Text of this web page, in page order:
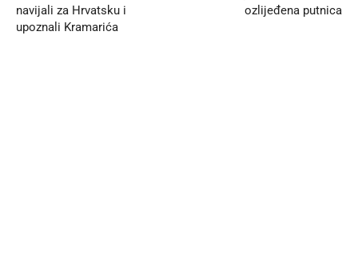
navijali za Hrvatsku i
upoznali Kramarića
ozlijeđena putnica